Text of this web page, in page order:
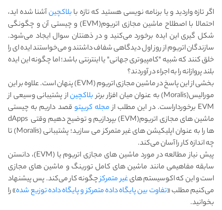
اگر تازه واردید و یا برنامه نویسی هستید که تازه با بلاکچینآشنا شده اید،
احتمالا با اصطلاح ماشین مجازی اتریوم(EVM) و چیستی آن و چگونگی
شکل گیری این ایده برخورد می‌کنید و در ذهنتان سوال ایجاد می‌شود.
سازندگان اتریوم از روز اول دیدگاهی شفاف داشتند و می‌خواستند ایده ای را
خلق کنند که شبیه "کامپیوتری جهانی" یا اینترنتی باشد؛ اما چگونه این ایده
بلند پروازانه را به اجراء در آوردند؟
بخشی از این پاسخ در ماشین مجازی اتریوم (EVM) پنهان است. علاوه بر این
مورالیس(Moralis) به عنوان میان افزار برتر
بلاکچیناز پشتیبانی وسیعی از
EVM برخورداراست. در این مطلب از
مجله کریپتو قصد داریم به چیستی
ماشین های مجازی اتریوم(EVM) بپردازیم و توضیح دهیم وقتی dApps
ها را به عنوان اپلیکیشن های غیر متمرکز می سازید؛ پشتیبانی (Moralis) تا
چه اندازه کار را آسان می‌کند.
پیش نیاز مطالعه در مورد ماشین های مجازی اتریوم یا (EVM)، دانستن
سابقه مفاهیمی مانند ماشین های کامل تورینگ و ماشین های مجازی
است و این که اکوسیستم هایغیر متمرکزچگونه کار می‌کند. پس پیشنهاد
می‌کنیم مطلب «تفاوت بین پایگاه داده متمرکز و پایگاه داده توزیع شده» را
بخوانید.